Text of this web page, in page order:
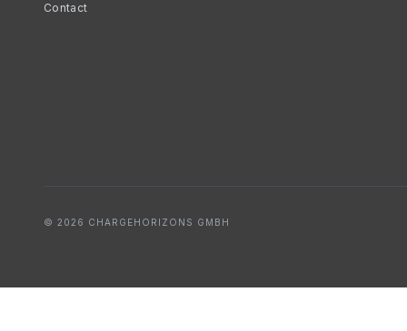
Contact
© 2026 CHARGEHORIZONS GMBH